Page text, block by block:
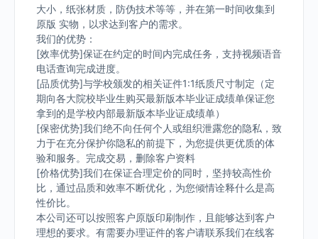
大小，纸张材质，防伪技术等等，并在第一时间收集到
原版 实物，以求达到客户的需求。
我们的优势：
[效率优势]保证在约定的时间内完成任务，支持视频语音
电话查询完成进度。
[品质优势]与学校颁发的相关证件1:1纸质尺寸制定（定
期向各大院校毕业生购买最新版本毕业证成绩单保证您
拿到的是学校内部最新版本毕业证成绩单）
[保密优势]我们绝不向任何个人或组织泄露您的隐私，致
力于在充分保护你隐私的前提下，为您提供更优质的体
验和服务。完成交易，删除客户资料
[价格优势]我们在保证合理定价的同时，坚持较高性价
比，通过品质和效率不断优化，为您倾情诠释什么是高
性价比。
本公司还可以按照客户原版印刷制作，且能够达到客户
理想的要求。有需要办理证件的客户请联系我们在线客